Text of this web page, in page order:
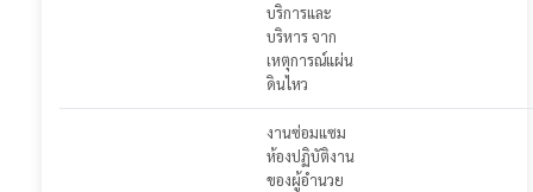
บริการและ
บริหาร จาก
เหตุการณ์แผ่น
ดินไหว
งานซ่อมแซม
ห้องปฏิบัติงาน
ของผู้อำนวย